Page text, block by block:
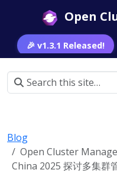
Open
🎉 v1.3.1 Released!
Blog
Open Cluster
China 2025 探讨多集群